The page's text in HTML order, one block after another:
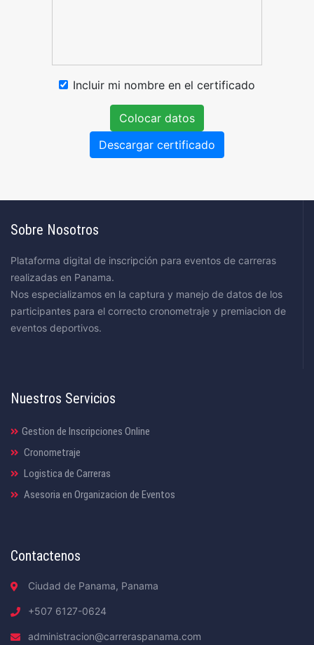
Incluir mi nombre en el certificado
Colocar datos
Descargar certificado
Sobre Nosotros
Plataforma digital de inscripción para eventos de carreras
realizadas en Panama.
Nos especializamos en la captura y manejo de datos de los
participantes para el correcto cronometraje y premiacion de
eventos deportivos.
Nuestros Servicios
Gestion de Inscripciones Online
Cronometraje
Logistica de Carreras
Asesoria en Organizacion de Eventos
Contactenos
Ciudad de Panama, Panama
+507 6127-0624
administracion@carreraspanama.com